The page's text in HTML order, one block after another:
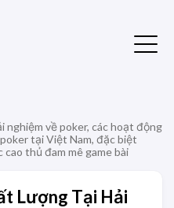
nghiệm về poker, các hoạt động
tại Việt Nam, đặc biệt
thủ đam mê game bài
Lượng Tại Hải